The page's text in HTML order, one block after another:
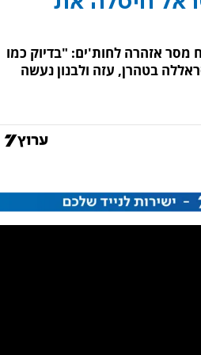
מסר אזהרה לחות'ים: "בדיוק כמו
בטהרן, עזה ולבנון נעשה